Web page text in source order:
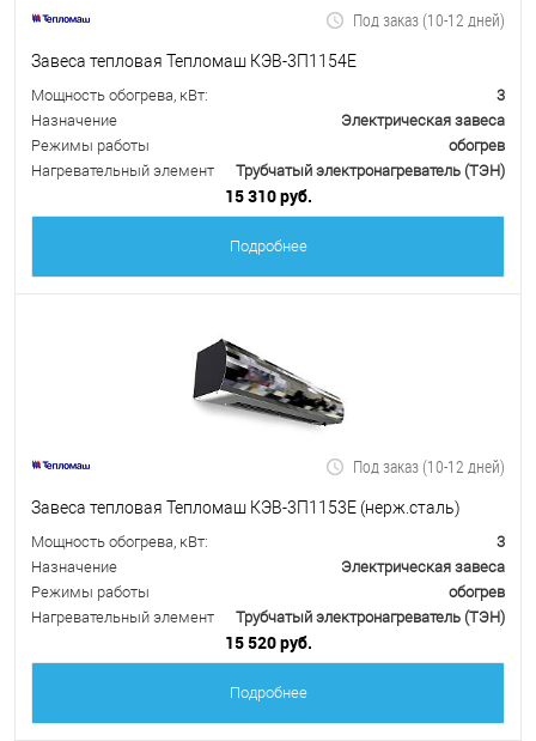
Под заказ (10-12 дней)
Завеса тепловая Тепломаш КЭВ-3П1154Е
Мощность обогрева, кВт:
3
Назначение
Электрическая завеса
Режимы работы
обогрев
Нагревательный элемент
Трубчатый электронагреватель (ТЭН)
15 310 руб.
Подробнее
Под заказ (10-12 дней)
Завеса тепловая Тепломаш КЭВ-3П1153Е (нерж.сталь)
Мощность обогрева, кВт:
3
Назначение
Электрическая завеса
Режимы работы
обогрев
Нагревательный элемент
Трубчатый электронагреватель (ТЭН)
15 520 руб.
Подробнее